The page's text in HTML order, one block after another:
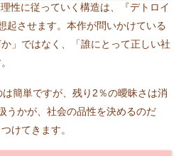
性に従っていく構造は、『デトロイ
起させます。本作が問いかけている
」ではなく、「誰にとって正しい社
簡単ですが、残り2％の曖昧さは消
うかが、社会の品性を決めるのだ
けてきます。